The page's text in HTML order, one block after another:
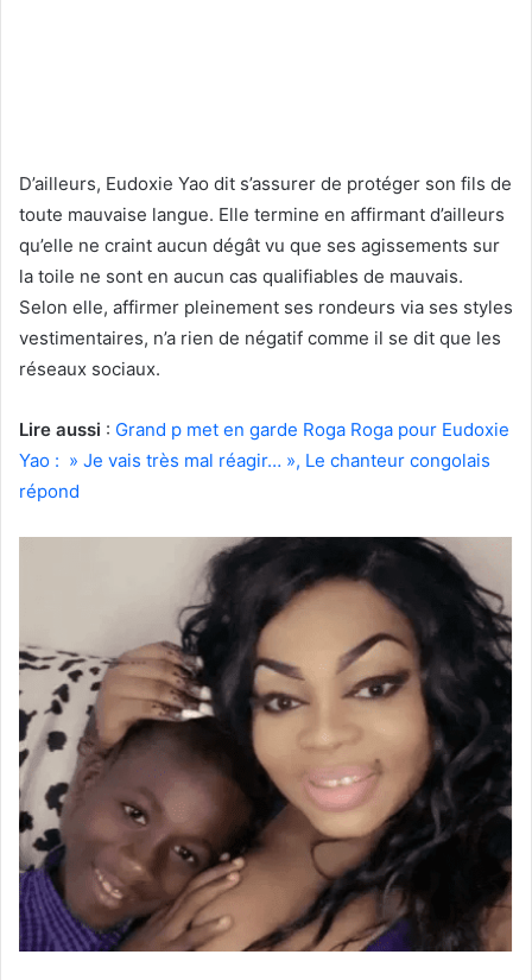
D’ailleurs, Eudoxie Yao dit s’assurer de protéger son fils de
toute mauvaise langue. Elle termine en affirmant d’ailleurs
qu’elle ne craint aucun dégât vu que ses agissements sur
la toile ne sont en aucun cas qualifiables de mauvais.
Selon elle, affirmer pleinement ses rondeurs via ses styles
vestimentaires, n’a rien de négatif comme il se dit que les
réseaux sociaux.
Lire aussi : Grand p met en garde Roga Roga pour Eudoxie
Yao : » Je vais très mal réagir… », Le chanteur congolais
répond